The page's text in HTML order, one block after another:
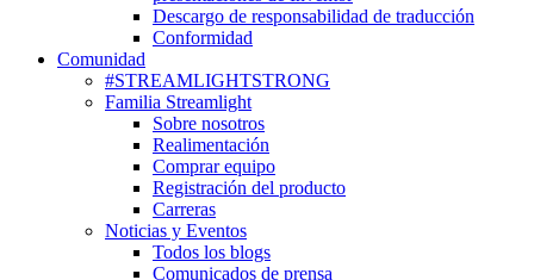
Descargo de responsabilidad de traducción
Conformidad
Comunidad
#STREAMLIGHTSTRONG
Familia Streamlight
Sobre nosotros
Realimentación
Comprar equipo
Registración del producto
Carreras
Noticias y Eventos
Todos los blogs
Comunicados de prensa